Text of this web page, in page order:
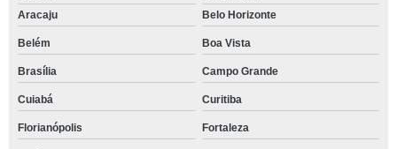
Aracaju
Belo Horizonte
Belém Boa Vista
Brasília Campo Grande
Cuiabá Curitiba
Florianópolis Fortaleza